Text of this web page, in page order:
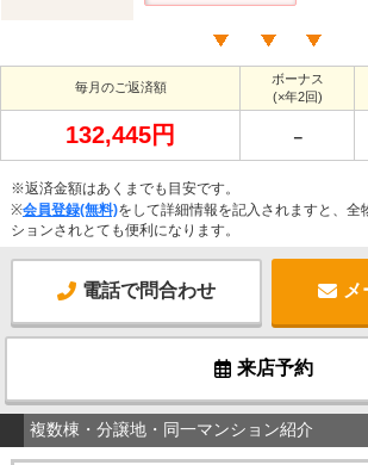
毎月のご返済額
ボーナス
(×年2回)
132,445円 －
※返済金額はあくまでも目安です。
※会員登録(無料)をして詳細情報を記入されますと、全
ションされとても便利になります。
電話で問合わせ
来店予約
複数棟・分譲地・同一マンション紹介